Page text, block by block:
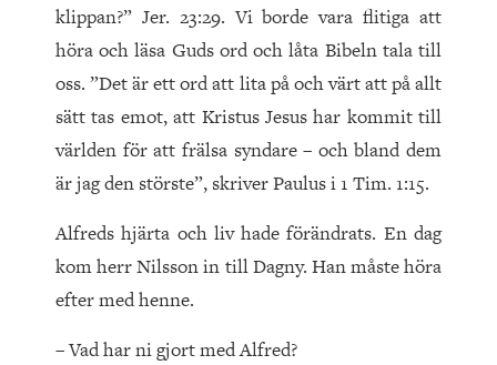
klippan?” Jer. 23:29. Vi borde vara flitiga att
höra och läsa Guds ord och låta Bibeln tala till
oss. ”Det är ett ord att lita på och värt att på allt
sätt tas emot, att Kristus Jesus har kommit till
världen för att frälsa syndare – och bland dem
är jag den störste”, skriver Paulus i 1 Tim. 1:15.
Alfreds hjärta och liv hade förändrats. En dag
kom herr Nilsson in till Dagny. Han måste höra
efter med henne.
– Vad har ni gjort med Alfred?